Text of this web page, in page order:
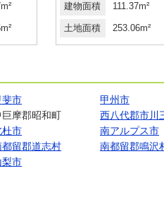
建物面積 111.37m²
土地面積 253.06m²
斐市 甲州市
巨摩郡昭和町 西八代郡市川
杜市 南アルプス市
都留郡道志村 南都留郡鳴沢
梨市